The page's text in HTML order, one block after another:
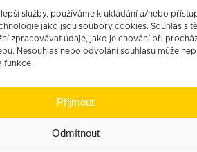
služby, používáme k ukládání a/nebo
jako jsou soubory cookies. Souhlas s
zpracovávat údaje, jako je chování při
Nesouhlas nebo odvolání souhlasu může
funkce.
Přijmout
Odmítnout